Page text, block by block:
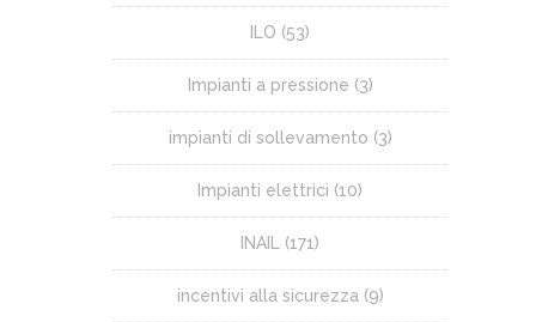
ILO (53)
Impianti a pressione (3)
impianti di sollevamento (3)
Impianti elettrici (10)
INAIL (171)
incentivi alla sicurezza (9)